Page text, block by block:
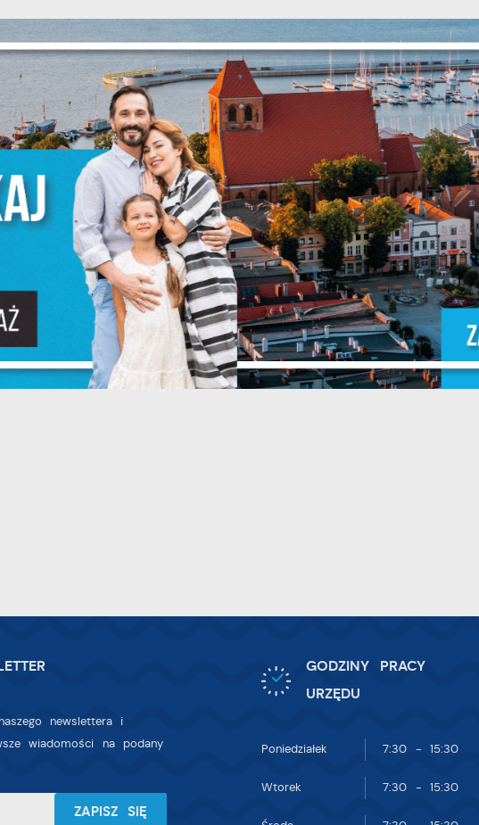
POPRZEDNI NASTĘPNY
newslettera i
wiadomości na podany
GODZINY PRACY
URZĘDU
Poniedziałek 7:30 - 15:30
Wtorek 7:30 - 15:30
Ustawienia
Szanujemy Twoją prywatność. Możesz zmienić ustawienia cookies lub
zaakceptować je wszystkie. W dowolnym momencie możesz dokonać zmiany
swoich ustawień.
Niezbędne
Niezbędne pliki cookies służą do prawidłowego funkcjonowania strony
internetowej i umożliwiają Ci komfortowe korzystanie z oferowanych przez
nas usług.
Pliki cookies odpowiadają na podejmowane przez Ciebie działania w celu
m.in. dostosowania Twoich ustawień preferencji prywatności, logowania czy
wypełniania formularzy. Dzięki plikom cookies strona, z której korzystasz, może
działać bez zakłóceń.
Funkcjonalne i personalizacyjne
Tego typu pliki cookies umożliwiają stronie internetowej zapamiętanie
wprowadzonych przez Ciebie ustawień oraz personalizację określonych
odwiedzane są nasze serwisy www. Dane pozwalają nam na ocenę naszych
zgody na analityczne pliki cookies gwarantuje dostępność wszystkich
Dzięki reklamowym plikom cookies prezentujemy Ci najciekawsze informacje i
Promocyjne pliki cookies służą do prezentowania Ci naszych komunikatów na
przeglądanej witryny internetowej. Treści promocyjne mogą pojawić się na
stronach podmiotów trzecich lub firm będących naszymi partnerami oraz
innych dostawców usług. Firmy te działają w charakterze pośredników
prezentujących nasze treści w postaci wiadomości, ofert, komunikatów
Więcej
ZAPISZ WYBRANE